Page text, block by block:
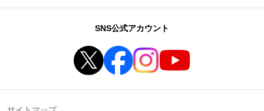
SNS公式アカウント